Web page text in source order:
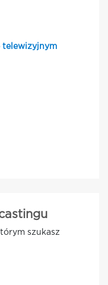
telewizyjnym
szukasz